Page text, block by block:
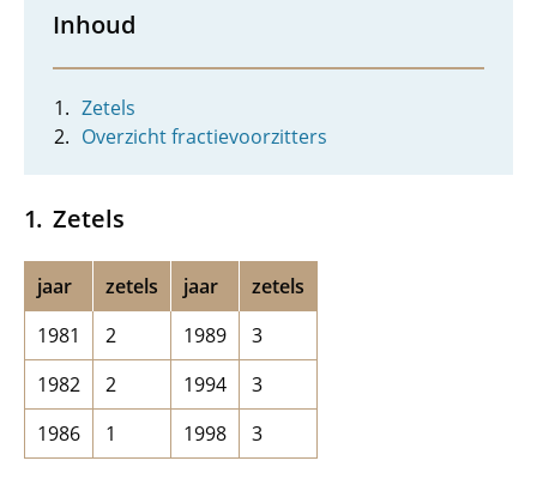
Inhoud
Zetels
Overzicht fractievoorzitters
Zetels
jaar zetels jaar
zetels
1981
2 1989
3
1982
2 1994
3
1986
1 1998 3